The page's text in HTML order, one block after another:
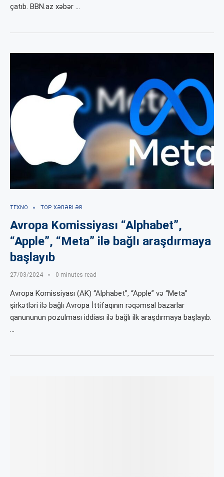
çatıb. BBN.az xəbər …
TEXNO TOP XƏBƏRLƏR
Avropa Komissiyası “Alphabet”,
“Apple”, “Meta” ilə bağlı araşdırmaya
başlayıb
27/03/2024 0 minutes read
Avropa Komissiyası (AK) “Alphabet”, “Apple” və “Meta”
şirkətləri ilə bağlı Avropa İttifaqının rəqəmsal bazarlar
qanununun pozulması iddiası ilə bağlı ilk araşdırmaya başlayıb.
…